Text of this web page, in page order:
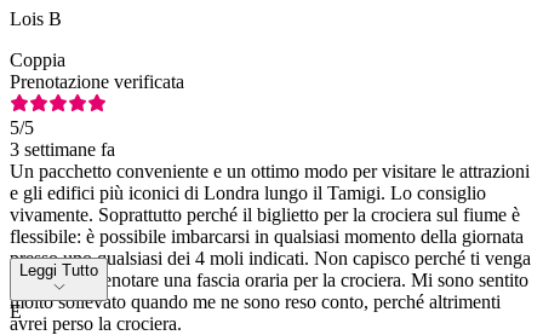
Lois B
Coppia
Prenotazione verificata
5/5
3 settimane fa
Un pacchetto conveniente e un ottimo modo per visitare le attrazioni
e gli edifici più iconici di Londra lungo il Tamigi. Lo consiglio
vivamente. Soprattutto perché il biglietto per la crociera sul fiume è
flessibile: è possibile imbarcarsi in qualsiasi momento della giornata
presso uno qualsiasi dei 4 moli indicati. Non capisco perché ti venga
chiesto di prenotare una fascia oraria per la crociera. Mi sono sentito
molto sollevato quando me ne sono reso conto, perché altrimenti
avrei perso la crociera.
Leggi Tutto
E